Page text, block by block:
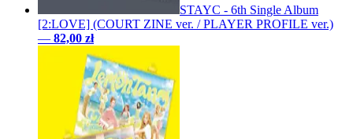
STAYC - 6th Single Album
[2:LOVE] (COURT ZINE ver. / PLAYER PROFILE ver.)
— 82,00 zł